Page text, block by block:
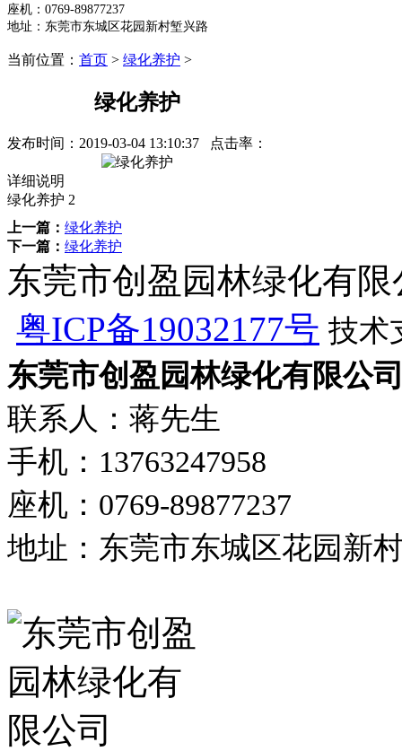
座机：0769-89877237
地址：东莞市东城区花园新村堑兴路
当前位置： 首页 > 绿化养护 >
绿化养护
发布时间： 2019-03-04 13:10:37 点击率：
详细说明
绿化养护 2
上一篇： 绿化养护
下一篇： 绿化养护
东莞市创盈园林绿化有
粤ICP备19032177号 技术
东莞市创盈园林绿化有限公
联系人：蒋先生
手机：13763247958
座机：0769-89877237
地址：东莞市东城区花园新